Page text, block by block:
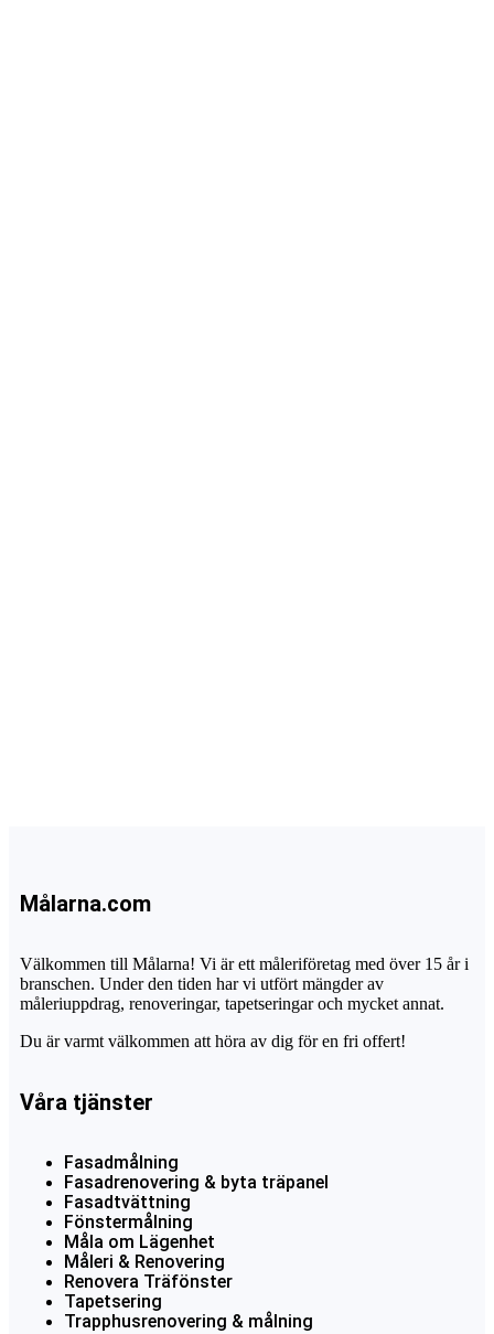
Målarna.com
Välkommen till Målarna! Vi är ett måleriföretag med över 15 år i
branschen. Under den tiden har vi utfört mängder av
måleriuppdrag, renoveringar, tapetseringar och mycket annat.
Du är varmt välkommen att höra av dig för en fri offert!
Våra tjänster
Fasadmålning
Fasadrenovering & byta träpanel
Fasadtvättning
Fönstermålning
Måla om Lägenhet
Måleri & Renovering
Renovera Träfönster
Tapetsering
Trapphusrenovering & målning